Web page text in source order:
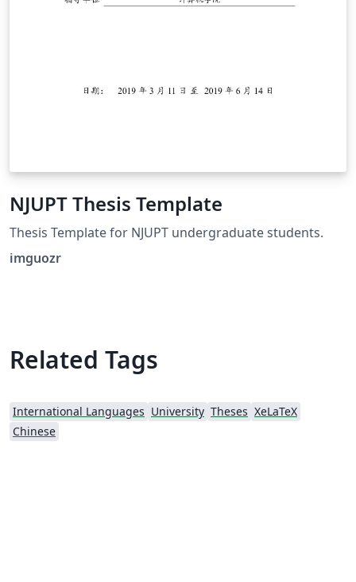
NJUPT Thesis Template
Thesis Template for NJUPT undergraduate students.
imguozr
Related Tags
International Languages University Theses XeLaTeX
Chinese